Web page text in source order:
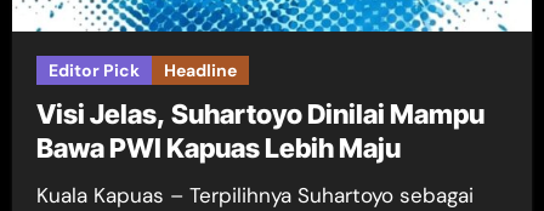
Editor Pick Headline
Visi Jelas, Suhartoyo Dinilai Mampu
Bawa PWI Kapuas Lebih Maju
Kuala Kapuas – Terpilihnya Suhartoyo sebagai